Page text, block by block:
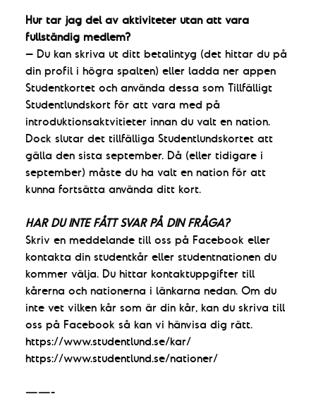
Hur tar jag del av aktiviteter utan att vara
fullständig medlem?
– Du kan skriva ut ditt betalintyg (det hittar du på
din profil i högra spalten) eller ladda ner appen
Studentkortet och använda dessa som Tillfälligt
Studentlundskort för att vara med på
introduktionsaktvitieter innan du valt en nation.
Dock slutar det tillfälliga Studentlundskortet att
gälla den sista september. Då (eller tidigare i
september) måste du ha valt en nation för att
kunna fortsätta använda ditt kort.
HAR DU INTE FÅTT SVAR PÅ DIN FRÅGA?
Skriv en meddelande till oss på Facebook eller
kontakta din studentkår eller studentnationen du
kommer välja. Du hittar kontaktuppgifter till
kårerna och nationerna i länkarna nedan. Om du
inte vet vilken kår som är din kår, kan du skriva till
oss på Facebook så kan vi hänvisa dig rätt.
https://www.studentlund.se/kar/
https://www.studentlund.se/nationer/
——-